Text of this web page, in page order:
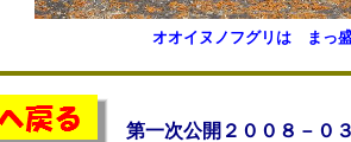
オオイヌノフグリは まっ
第一次公開２００８－０